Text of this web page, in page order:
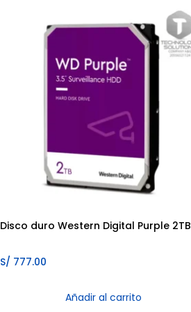
Disco duro Western Digital Purple 2TB
S/ 777.00
Añadir al carrito